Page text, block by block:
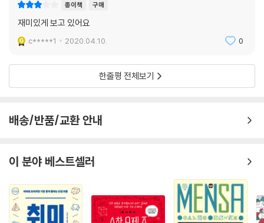
종이책 구매
재미있게 보고 있어요
c*****1 2020.04.10. 0
한줄평 전체보기
배송/반품/교환 안내
이 분야 베스트셀러